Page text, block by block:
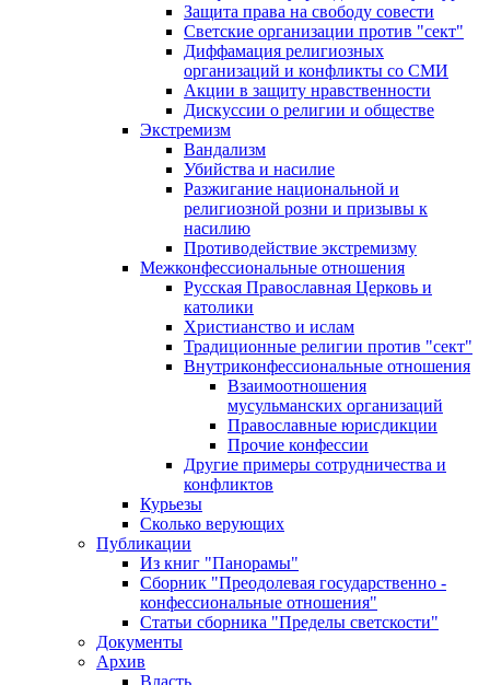
Защита права на свободу совести
Светские организации против "сект"
Диффамация религиозных
организаций и конфликты со СМИ
Акции в защиту нравственности
Дискуссии о религии и обществе
Экстремизм
Вандализм
Убийства и насилие
Разжигание национальной и
религиозной розни и призывы к
насилию
Противодействие экстремизму
Межконфессиональные отношения
Русская Православная Церковь и
католики
Христианство и ислам
Традиционные религии против "сект"
Внутриконфессиональные отношения
Взаимоотношения
мусульманских организаций
Православные юрисдикции
Прочие конфессии
Другие примеры сотрудничества и
конфликтов
Курьезы
Сколько верующих
Публикации
Из книг "Панорамы"
Сборник "Преодолевая государственно -
конфессиональные отношения"
Статьи сборника "Пределы светскости"
Документы
Архив
Власть